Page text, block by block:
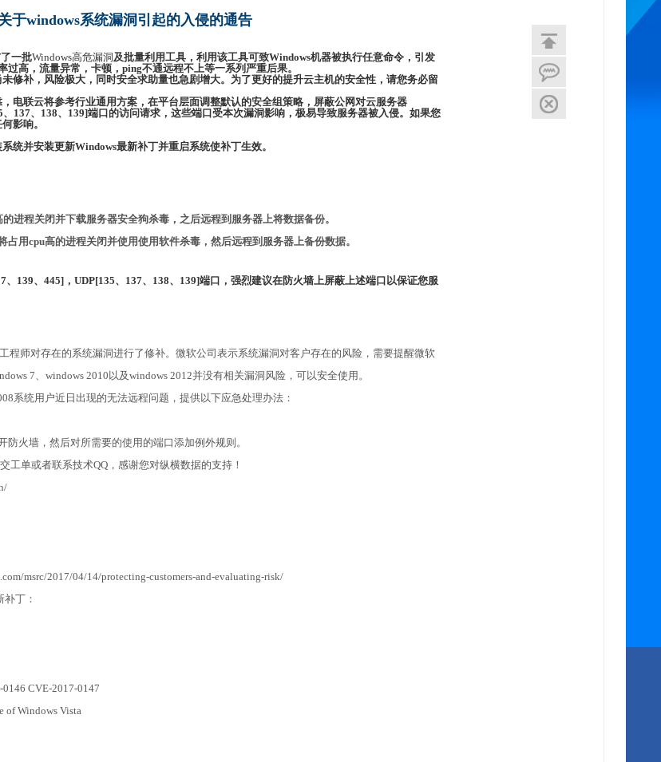
于windows系统漏洞引起的入侵的通告
一批Windows高危漏洞及批量利用工具，利用该工具可致Windows机器被执行任意命令，引发
高，流量异常，卡顿，ping不通远程不上等一系列严重后果。
未修补，风险极大，同时安全求助量也急剧增大。为了更好的提升云主机的安全性，请您务必留
电联云将参考行业通用方案，在平台层面调整默认的安全组策略，屏蔽公网对云服务器
137、138、139]端口的访问请求，这些端口受本次漏洞影响，极易导致服务器被入侵。如果您
影响。
统并安装更新Windows最新补丁并重启系统使补丁生效。
进程关闭并下载服务器安全狗杀毒，之后远程到服务器上将数据备份。
占用cpu高的进程关闭并使用使用软件杀毒，然后远程到服务器上备份数据。
139、445]，UDP[135、137、138、139]端口，强烈建议在防火墙上屏蔽上述端口以保证您服
程师对存在的系统漏洞进行了修补。微软公司表示系统漏洞对客户存在的风险，需要提醒微软
7、windows 2010以及windows 2012并没有相关漏洞风险，可以安全使用。
系统用户近日出现的无法远程问题，提供以下应急处理办法：
火墙，然后对所需要的使用的端口添加例外规则。
工单或者联系技术QQ，感谢您对纵横数据的支持！
msrc/2017/04/14/protecting-customers-and-evaluating-risk/
丁：
0146 CVE-2017-0147
of Windows Vista